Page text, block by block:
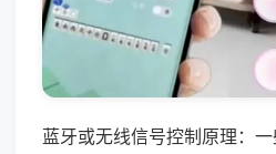
蓝牙或无线信号控制原理：